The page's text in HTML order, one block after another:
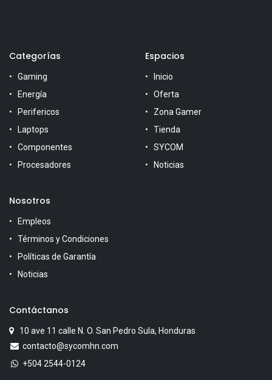
Categorías
Gaming
Energía
Perifericos
Laptops
Componentes
Procesadores
Espacios
Inicio
Oferta
Zona Gamer
Tienda
SYCOM
Noticias
Nosotros
Empleos
Términos y Condiciones
Políticas de Garantía
Noticias
Contáctanos
10 ave 11 calle N. O. San Pedro Sula, Honduras
contacto@sycomhn.com
+504 2544-0124